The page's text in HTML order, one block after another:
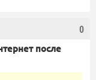
0
после